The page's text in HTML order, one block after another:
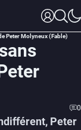
Peter Molyneux (Fable)
0
Peter